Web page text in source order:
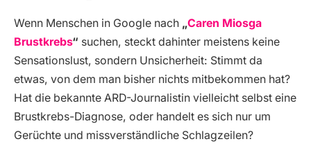
Wenn Menschen in Google nach „Caren Miosga
Brustkrebs“ suchen, steckt dahinter meistens keine
Sensationslust, sondern Unsicherheit: Stimmt da
etwas, von dem man bisher nichts mitbekommen hat?
Hat die bekannte ARD-Journalistin vielleicht selbst eine
Brustkrebs-Diagnose, oder handelt es sich nur um
Gerüchte und missverständliche Schlagzeilen?